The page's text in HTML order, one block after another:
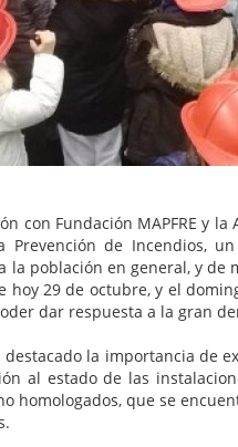
con Fundación MAPFRE y
Prevención de Incendios,
población en general, y de
hoy 29 de octubre, y el
dar respuesta a la gran
la importancia de
al estado de las
homologados, que se